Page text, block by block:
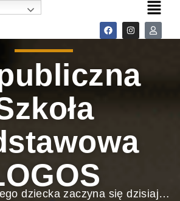
dziecka zaczyna się dzisiaj…